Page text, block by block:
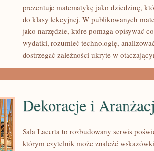
prezentuje matematykę jako dziedzinę,
do klasy lekcyjnej. W publikowanych
jako narzędzie, które pomaga opisywać
wydatki, rozumieć technologię,
dostrzegać zależności ukryte w
Dekoracje i
Sala Lacerta to rozbudowany serwis
którym czytelnik może znaleźć